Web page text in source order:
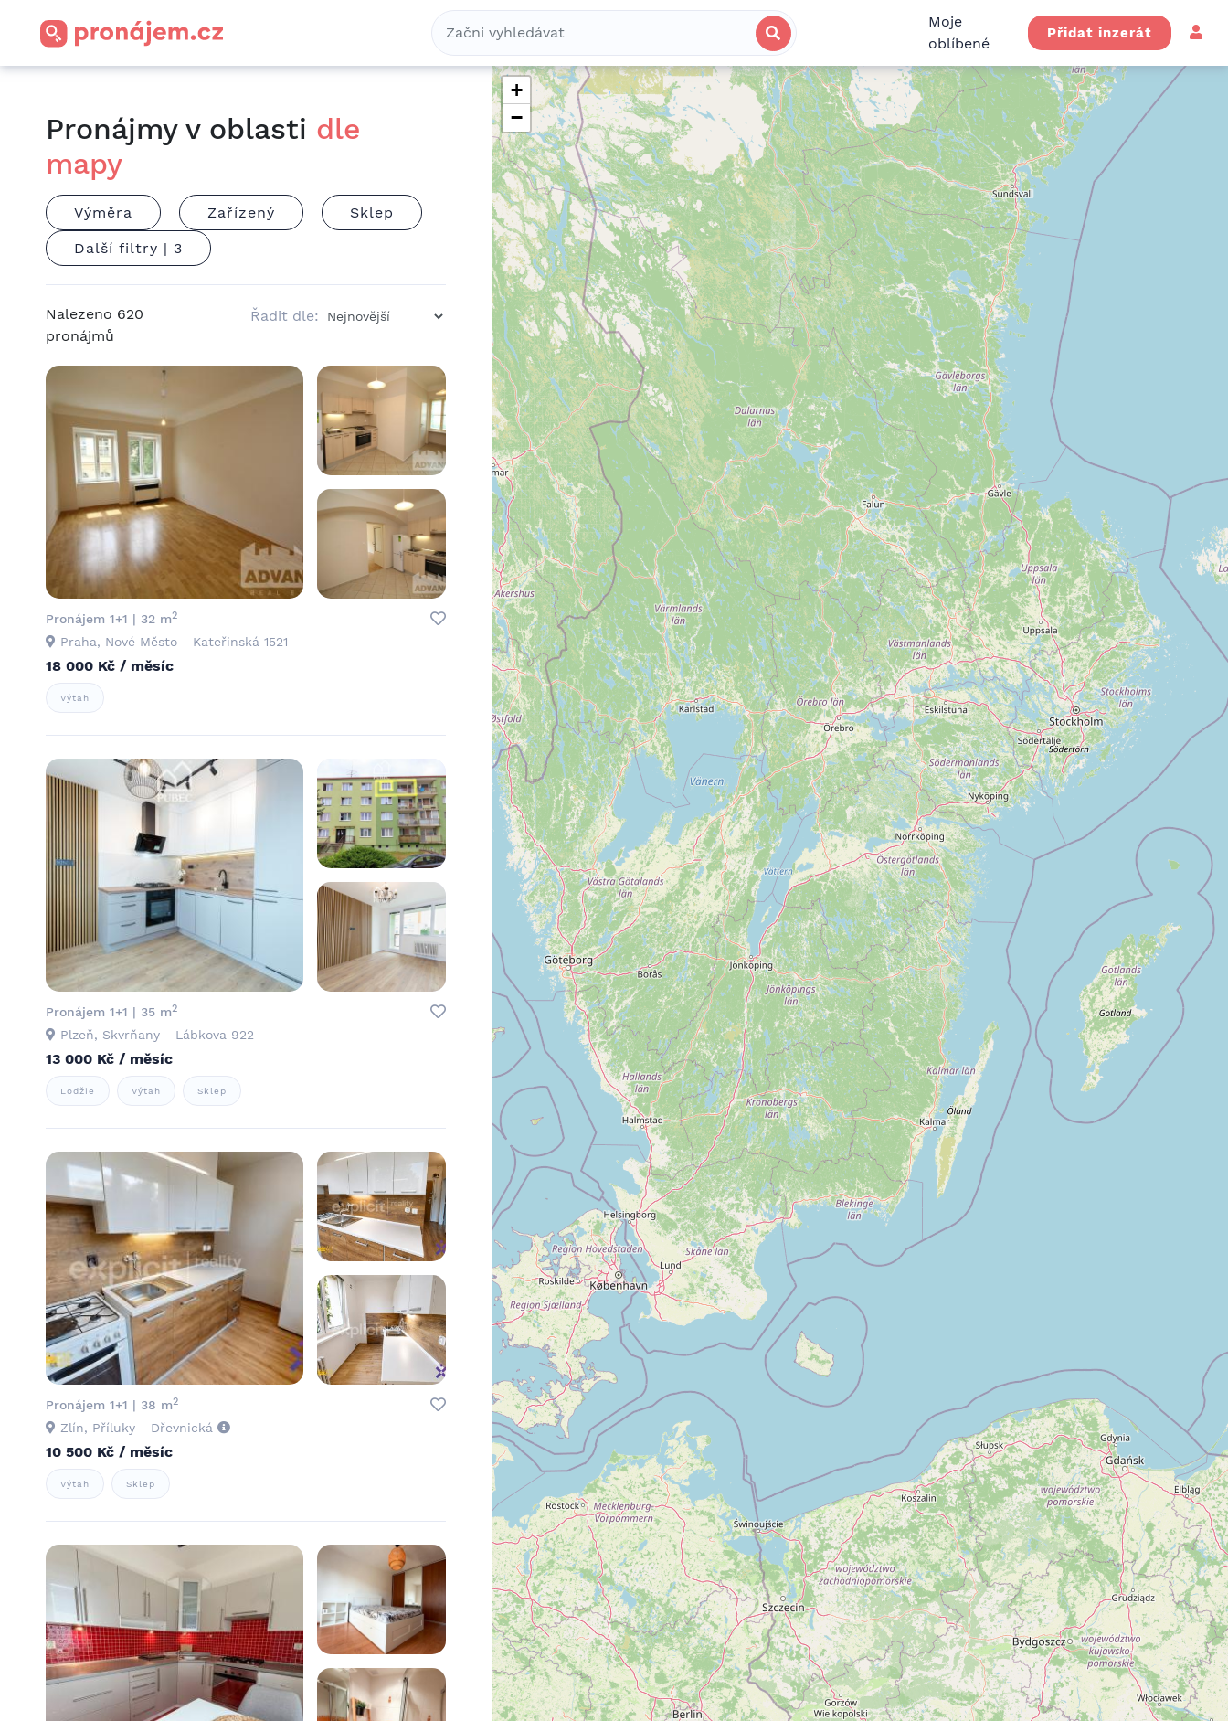
Komerční
Moje
oblíbené
Přidat inzerát
+
−
Pronájmy v oblasti dle
mapy
Výměra Zařízený Sklep
Další filtry | 3
Nalezeno 620
pronájmů
Řadit dle:
Pronájem 1+1 | 32 m2
Praha, Nové Město - Kateřinská 1521
18 000 Kč / měsíc
Výtah
Pronájem 1+1 | 35 m2
Plzeň, Skvrňany - Lábkova 922
13 000 Kč / měsíc
Lodžie Výtah Sklep
Pronájem 1+1 | 38 m2
Zlín, Příluky - Dřevnická
10 500 Kč / měsíc
Výtah Sklep